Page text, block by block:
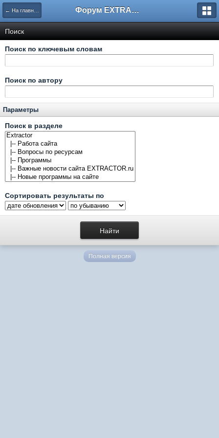
← На главную Форум EXTRACTOR.ru
Поиск
Поиск по ключевым словам
Поиск по автору
Параметры
Поиск в разделе
Сортировать результаты по
Полная версия